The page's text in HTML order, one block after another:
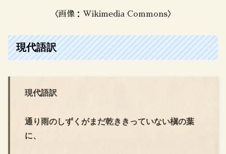
〈画像：Wikimedia Commons〉
現代語訳
現代語訳
通り雨のしずくがまだ乾ききっていない槇の葉
に、